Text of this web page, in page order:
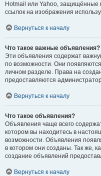
Hotmail или Yahoo, защищённые
ссылок на изображения
Вернуться к началу
Что такое важные объявления?
Эти объявления содержат
по возможности. Они
личном разделе. Права на
предоставляются
Вернуться к началу
Что такое объявления?
Объявления чаще всего
котором вы находитесь в
возможности. Объявления
в котором они созданы. Так же,
создание объявлений
Вернуться к началу